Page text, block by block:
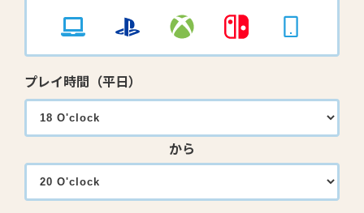
プレイ時間（平日）
から